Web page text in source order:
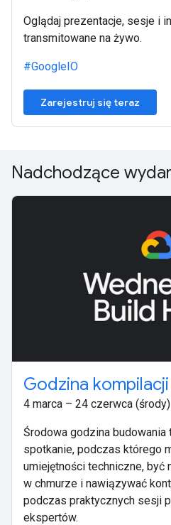
Oglądaj prezentacje, sesje i
transmitowane na żywo.
#GoogleIO
Zarejestruj się teraz
Nadchodzące
Godzina
4 marca – 24 czerwca
Środowa godzina
spotkanie, podczas którego
umiejętności techniczne, być
w chmurze i nawiązywać
podczas praktycznych sesji
ekspertów.